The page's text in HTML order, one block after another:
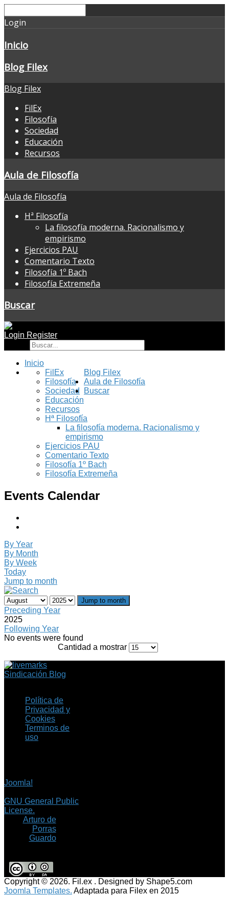
Login
Inicio
Blog Filex
Blog Filex
FilEx
Filosofía
Sociedad
Educación
Recursos
Aula de Filosofía
Aula de Filosofía
Hª Filosofía
La filosofía moderna. Racionalismo y
empirismo
Ejercicios PAU
Comentario Texto
Filosofía 1º Bach
Filosofía Extremeña
Buscar
Login Register
Inicio
Blog Filex
FilEx
Filosofía
Sociedad
Educación
Recursos
Aula de Filosofía
Hª Filosofía
La filosofía moderna. Racionalismo y
empirismo
Ejercicios PAU
Comentario Texto
Filosofía 1º Bach
Filosofía Extremeña
Buscar
Events Calendar
By Year
By Month
By Week
Today
Jump to month
Jump to month
Preceding Year
2025
Following Year
No events were found
Cantidad a mostrar
Sindicación Blog
Política de
Privacidad y
Cookies
Terminos de
uso
Joomla!
GNU General Public
License.
Arturo de
Porras
Guardo
Copyright © 2026. Fil.ex . Designed by Shape5.com
Joomla Templates. Adaptada para Filex en 2015